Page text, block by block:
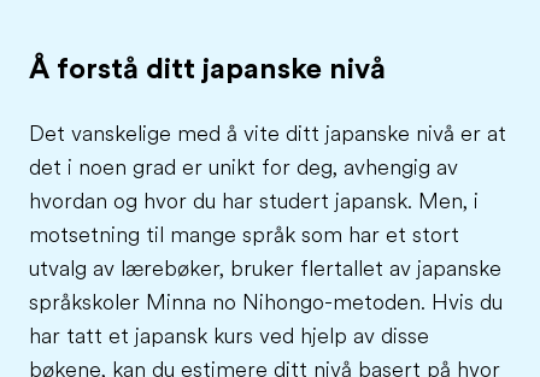
Å forstå ditt japanske nivå
Det vanskelige med å vite ditt japanske nivå er at
det i noen grad er unikt for deg, avhengig av
hvordan og hvor du har studert japansk. Men, i
motsetning til mange språk som har et stort
utvalg av lærebøker, bruker flertallet av japanske
språkskoler Minna no Nihongo-metoden. Hvis du
har tatt et japansk kurs ved hjelp av disse
bøkene, kan du estimere ditt nivå basert på hvor